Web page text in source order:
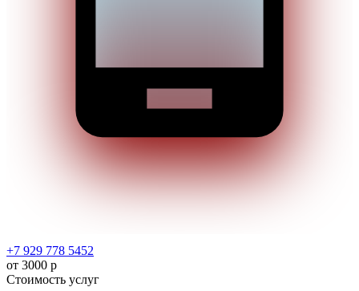
+7 929 778 5452
от 3000 р
Стоимость услуг